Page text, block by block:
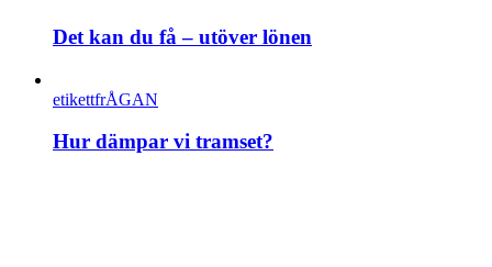
Det kan du få – utöver lönen
etikettfrÅGAN
Hur dämpar vi tramset?